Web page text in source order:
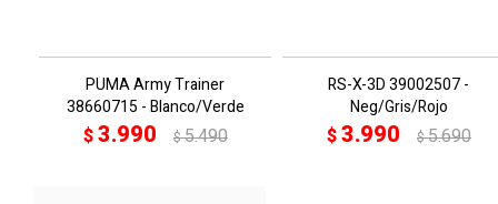
PUMA Army Trainer
38660715 - Blanco/Verde
$3.990 $5.490
RS-X-3D 39002507 -
Neg/Gris/Rojo
$3.990 $5.690